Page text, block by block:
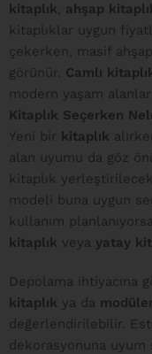
kitaplık, ahşap
kitaplıklar uygun
çekerken, masif
görünür. Camlı
modern yaşam
Kitaplık Seçerken
Yeni bir kitaplık
alan uyumu da göz
kitaplık
modeli buna uygun
kullanım
kitaplık veya yatay
Depolama ihtiyacına
kitaplık ya da
değerlendirilebilir.
dekorasyonuna uyum